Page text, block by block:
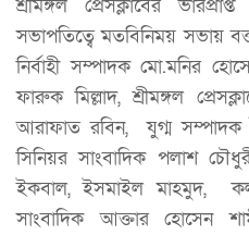
শ্রীমঙ্গল প্রেসক্লাবের
সভাপতিত্বে মতবিনিময় সভায়
নির্বাহী সম্পাদক মো.মনির
ফারুক মিল্লাদ, শ্রীমঙ্গল
আরাফাত রবিন, যুগ্ম সম্পাদক
সিনিয়র সাংবাদিক পলাশ
ইকবাল, ইসমাইল মাহমুদ,
সাংবাদিক আক্তার হোসেন